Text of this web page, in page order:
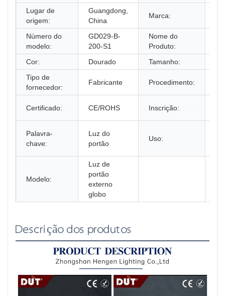
Lugar de
origem:
Guangdong,
China
Marca:
Número do
modelo:
GD029-B-
200-S1
Nome do
Produto:
Cor:
Dourado Tamanho:
Tipo de
fornecedor:
Fabricante Procedimento:
Certificado: CE/ROHS Inscrição:
Palavra-
chave:
Luz do
portão
Uso:
Modelo:
Luz de
portão
externo
globo
Descrição dos produtos